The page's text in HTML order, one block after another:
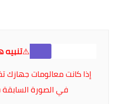
⚠️تنبيه
إذا كانت معالومات جهازك
في الصورة السابقة